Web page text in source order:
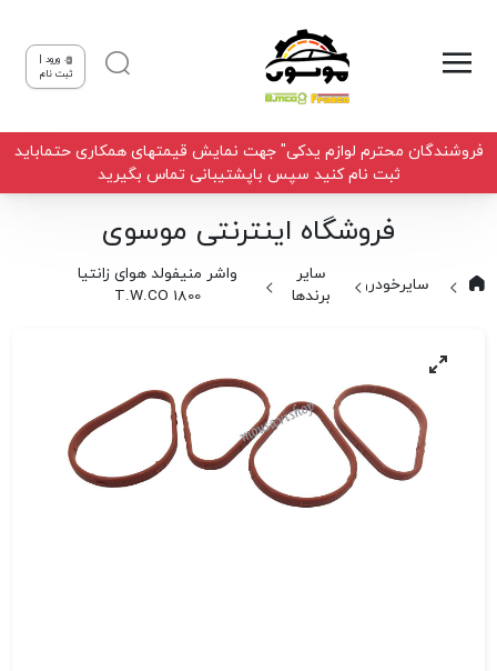
ورود |
ثبت نام
فروشندگان محترم لوازم یدکی" جهت نمایش قیمتهای همکاری حتماباید
ثبت نام کنید سپس باپشتیبانی تماس بگیرید
فروشگاه اینترنتی موسوی
سایرخودروها
سایر
برندها
واشر منیفولد هوای زانتیا
1800 T.W.CO